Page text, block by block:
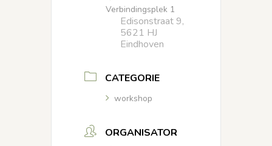
Verbindingsplek 1
Edisonstraat 9,
5621 HJ
Eindhoven
CATEGORIE
workshop
ORGANISATOR